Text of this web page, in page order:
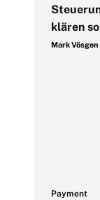
klären
Mark Vösgen
Payment